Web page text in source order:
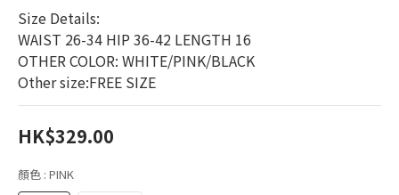
Size Details:
WAIST 26-34 HIP 36-42 LENGTH 16
OTHER COLOR: WHITE/PINK/BLACK
Other size:FREE SIZE
HK$329.00
顏色 : PINK